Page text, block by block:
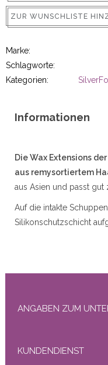
in
ZUR WUNSCHLISTE
Marke:
Schlagworte:
Kategorien:
Informationen
Die Wax Extensions
aus remysortiertem
aus Asien und passt gut
Auf die intakte
Silikonschutzschicht
Die
Verfügbare Typen:
(gerade / gerade),
ANGABEN ZUM
KUNDENDIENST